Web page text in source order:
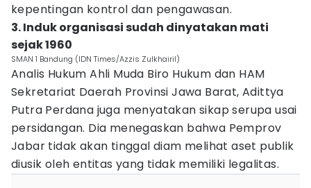
kepentingan kontrol dan pengawasan.
3. Induk organisasi sudah dinyatakan mati
sejak 1960
SMAN 1 Bandung (IDN Times/Azzis Zulkhairil)
Analis Hukum Ahli Muda Biro Hukum dan HAM
Sekretariat Daerah Provinsi Jawa Barat, Adittya
Putra Perdana juga menyatakan sikap serupa usai
persidangan. Dia menegaskan bahwa Pemprov
Jabar tidak akan tinggal diam melihat aset publik
diusik oleh entitas yang tidak memiliki legalitas.